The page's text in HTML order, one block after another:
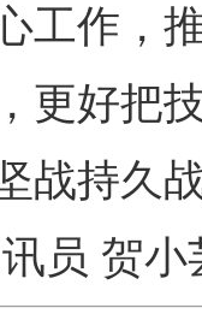
工作，
更好把
战持久
员 贺小